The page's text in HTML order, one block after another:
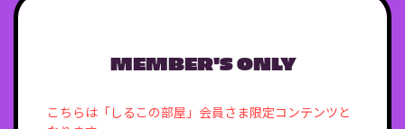
MEMBER'S ONLY
こちらは「しるこの部屋」会員さま限定コンテンツと